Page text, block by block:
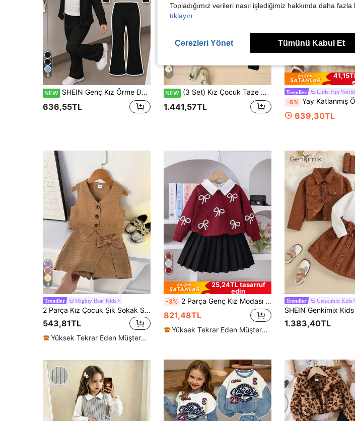
8
NEW SHEIN Genç Kız Örme Düz Renk Dik Yakalı Günlük Ceket ve Uzun Pantolon 2 Parça Takım
636,55TL
11
NEW (3 Set) Kız Çocuk Taze Moda Minimalist Harf Kalp Leopar Desenli Fiyonk Bej Zemin Siyah Çiçek Desenli Basic Bisiklet Yaka Sweatshirt ve Tayt
1.441,57TL
Trendler Little Fun World
-6% Yay Katlanmış Önden Düğmeli Kareli
639,30TL
4
Trendler Mighty Bear Kids
2 Parça Kız Çocuk Şık Sokak Stili Vintage Moda Açık Kahverengi Yelek Üst ve Şort Takım, Fiyonk Detaylı, Sokak, Okul, Fotoğraf Çekimi Kıyafetleri İçin Uygun
543,81TL
Yüksek Tekrar Eden Müşteriler
25,24TL tasarruf
edin
-3% 2 Parça Genç Kız Modası Fiyonklu Yaka Uzun Kollu Bluz ve Pileli Etek Takımı, İlkbahar/Sonbahar
821,48TL
Yüksek Tekrar Eden Müşteriler
Trendler Genkimix Kids
1.383,40TL
Topladığımız verileri nasıl işlediğimiz hakkında daha fazla
tıklayın.
Çerezleri Yönet Tümünü Kabul Et